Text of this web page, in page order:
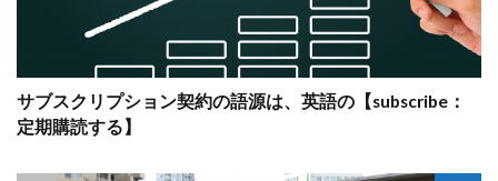
サブスクリプション契約の語源は、英語の【subscribe：
定期購読する】